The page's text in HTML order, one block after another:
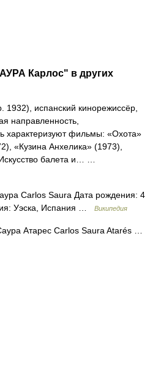
Карлос" в других
испанский кинорежиссёр,
направленность,
характеризуют фильмы: «Охота»
«Кузина Анхелика» (1973),
балета и… …
Carlos Saura Дата рождения: 4
Уэска, Испания …
Википедия
Атарес Carlos Saura Atarés …